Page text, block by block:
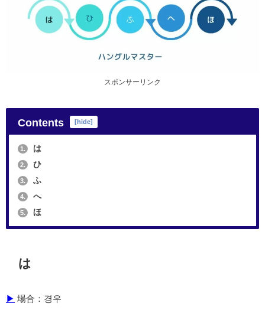
スポンサーリンク
Contents hide
1. は
2. ひ
3. ふ
4. へ
5. ほ
は
▶ 場合：경우